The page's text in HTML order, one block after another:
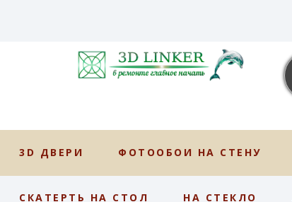
3D ДВЕРИ ФОТООБОИ НА СТЕНУ
СКАТЕРТЬ НА СТОЛ НА СТЕКЛО